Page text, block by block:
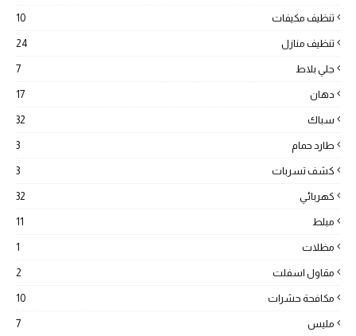
تنظيف مكيفات 10
تنظيف منازل 24
جلي بلاط 7
دهان 17
سباك 32
طارد حمام 3
كشف تسربات 3
كهربائي 32
مبلط 11
مظلات 1
مقاول اسفلت 2
مكافحة حشرات 10
مليس 7